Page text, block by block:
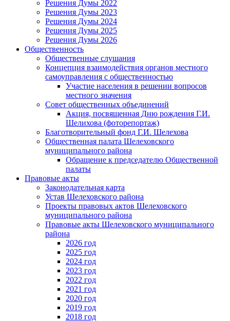
Решения Думы 2022
Решения Думы 2023
Решения Думы 2024
Решения Думы 2025
Решения Думы 2026
Общественность
Общественные слушания
Концепция взаимодействия органов местного
самоуправления с общественностью
Участие населения в решении вопросов
местного значения
Совет общественных объединений
Акция, посвященная Дню рождения Г.И.
Шелихова (фоторепортаж)
Благотворительный фонд Г.И. Шелехова
Общественная палата Шелеховского
муниципального района
Обращение к председателю Общественной
палаты
Правовые акты
Законодательная карта
Устав Шелеховского района
Проекты правовых актов Шелеховского
муниципального района
Правовые акты Шелеховского муниципального
района
2026 год
2025 год
2024 год
2023 год
2022 год
2021 год
2020 год
2019 год
2018 год